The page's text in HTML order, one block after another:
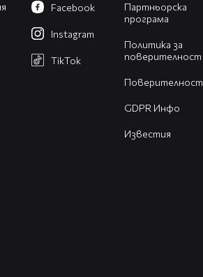
Партньорска
програма
Политика за
поверителност
Поверителност
GDPR Инфо
Известия
Facebook
Instagram
TikTok